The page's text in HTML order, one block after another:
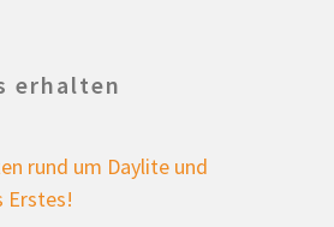
erhalten
rund um Daylite und
Erstes!